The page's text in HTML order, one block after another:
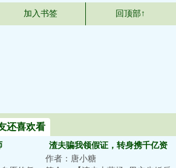
加入书签 回顶部↑
还喜欢看
渣夫骗我领假证，转身携千亿资
产嫁权少
作者：唐小糖